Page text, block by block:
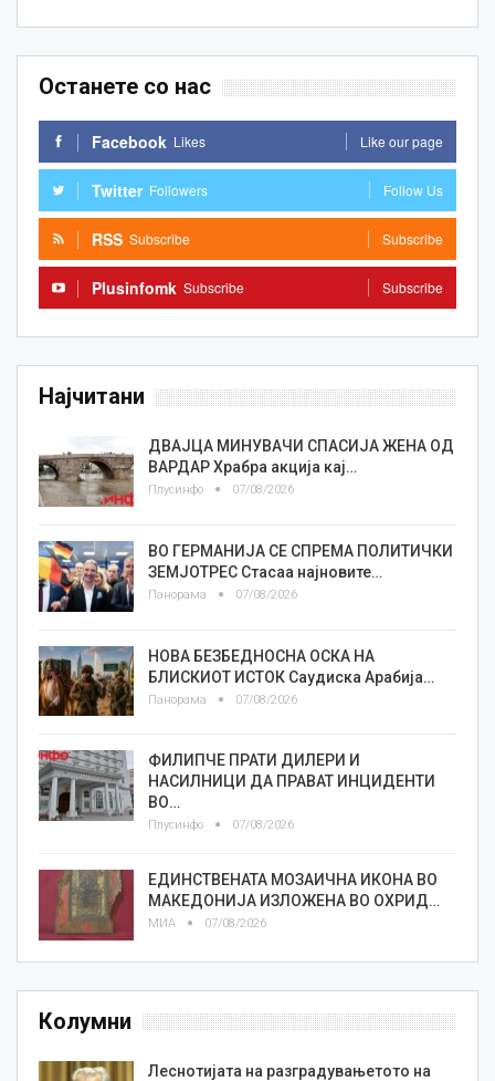
Останете со нас
Facebook Likes Like our page
Twitter Followers Follow Us
RSS Subscribe Subscribe
Plusinfomk Subscribe Subscribe
Најчитани
ДВАЈЦА МИНУВАЧИ СПАСИЈА ЖЕНА ОД
ВАРДАР Храбра акција кај…
Плусинфо 07/08/2026
ВО ГЕРМАНИЈА СЕ СПРЕМА ПОЛИТИЧКИ
ЗЕМЈОТРЕС Стасаа најновите…
Панорама 07/08/2026
НОВА БЕЗБЕДНОСНА ОСКА НА
БЛИСКИОТ ИСТОК Саудиска Арабија…
Панорама 07/08/2026
ФИЛИПЧЕ ПРАТИ ДИЛЕРИ И
НАСИЛНИЦИ ДА ПРАВАТ ИНЦИДЕНТИ
ВО…
Плусинфо 07/08/2026
ЕДИНСТВЕНАТА МОЗАИЧНА ИКОНА ВО
МАКЕДОНИЈА ИЗЛОЖЕНА ВО ОХРИД…
МИА 07/08/2026
Колумни
Леснотијата на разградувањетото на